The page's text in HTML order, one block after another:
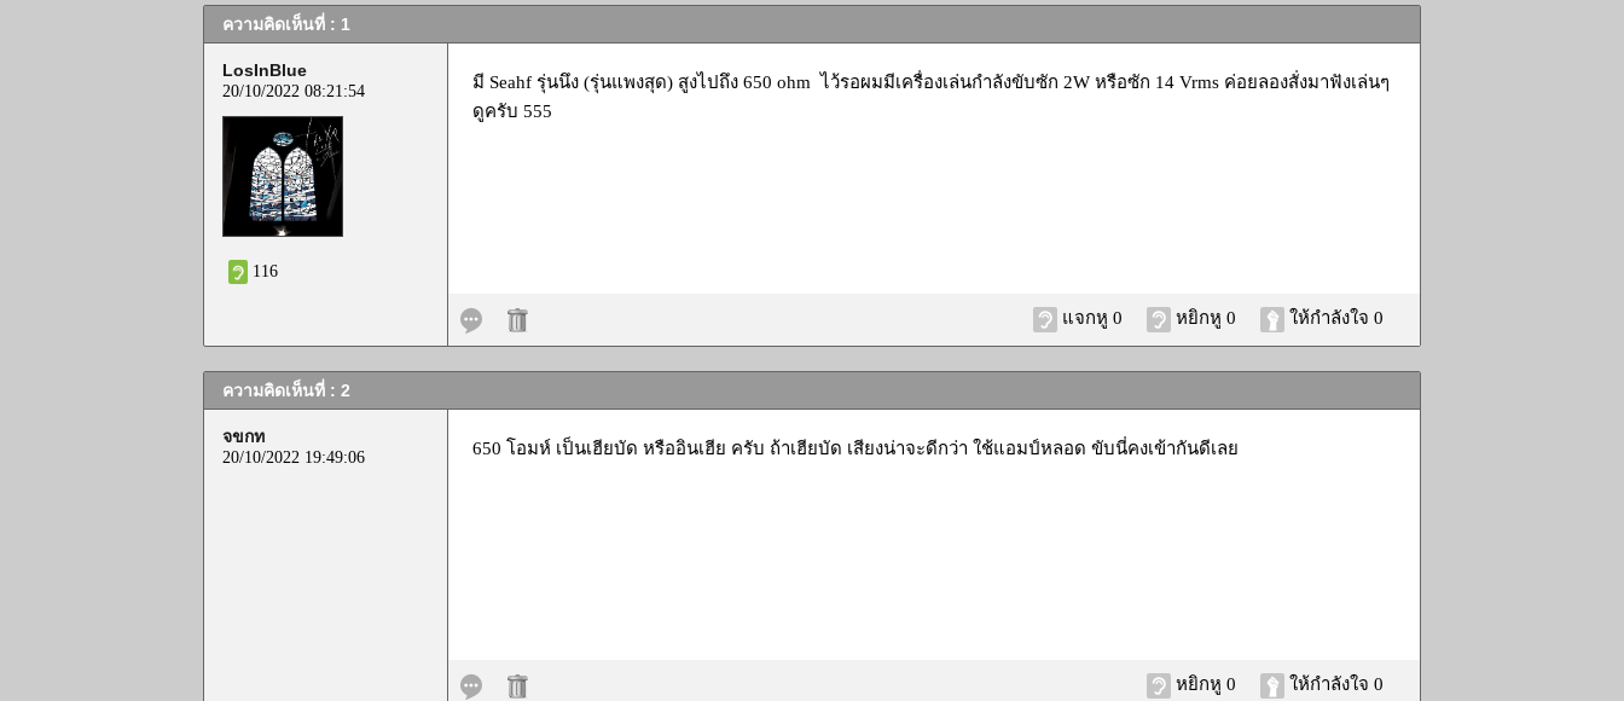
ความคิดเห็นที่ : 1
LosInBlue
20/10/2022 08:21:54
116
มี Seahf รุ่นนึง (รุ่นแพงสุด) สูงไปถึง 650 ohm ไว้รอผมมีเครื่องเล่นกำลังขับซัก 2W หรือซัก 14 Vrms ค่อยลองสั่งมาฟังเล่นๆ
ดูครับ 555
ให้กำลังใจ 0
หยิกหู 0
แจกหู 0
ความคิดเห็นที่ : 2
จขกท
20/10/2022 19:49:06 650 โอมห์ เป็นเฮียบัด หรืออินเฮีย ครับ ถ้าเฮียบัด เสียงน่าจะดีกว่า ใช้แอมป์หลอด ขับนี่คงเข้ากันดีเลย
ให้กำลังใจ 0
หยิกหู 0